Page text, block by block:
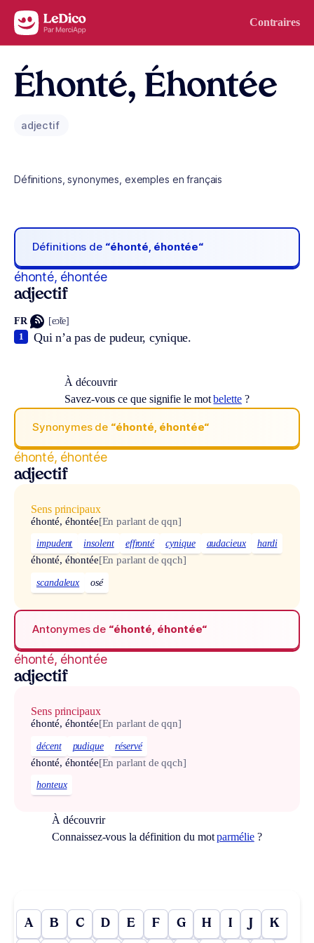
Aller au contenu Contraires
Éhonté, Éhontée
adjectif
Définitions, synonymes, exemples en français
Définitions de “éhonté, éhontée“
éhonté, éhontée
adjectif
FR [eɔ̃te]
Qui n’a pas de pudeur, cynique.
1
À découvrir
Savez-vous ce que signifie le motbelette?
Synonymes de “éhonté, éhontée“
éhonté, éhontée
adjectif
Sens principaux
éhonté, éhontée[En parlant de qqn]
impudent insolent effronté cynique audacieux hardi
éhonté, éhontée[En parlant de qqch]
scandaleux osé
Antonymes de “éhonté, éhontée“
éhonté, éhontée
adjectif
Sens principaux
éhonté, éhontée[En parlant de qqn]
décent pudique réservé
éhonté, éhontée[En parlant de qqch]
honteux
À découvrir
Connaissez-vous la définition du motparmélie?
A B C D E F G H I J K